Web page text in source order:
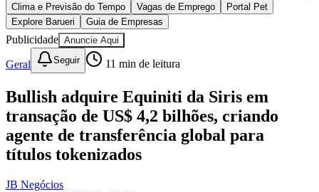
10 anos de JBnovo portalconfira as novidades
10 anos de JB
Esportes ao Vivo